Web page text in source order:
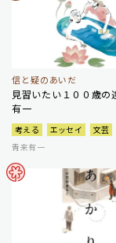
信と疑のあいだ
見習いたい１００歳
有一
考える エッセイ
文芸
青来有一